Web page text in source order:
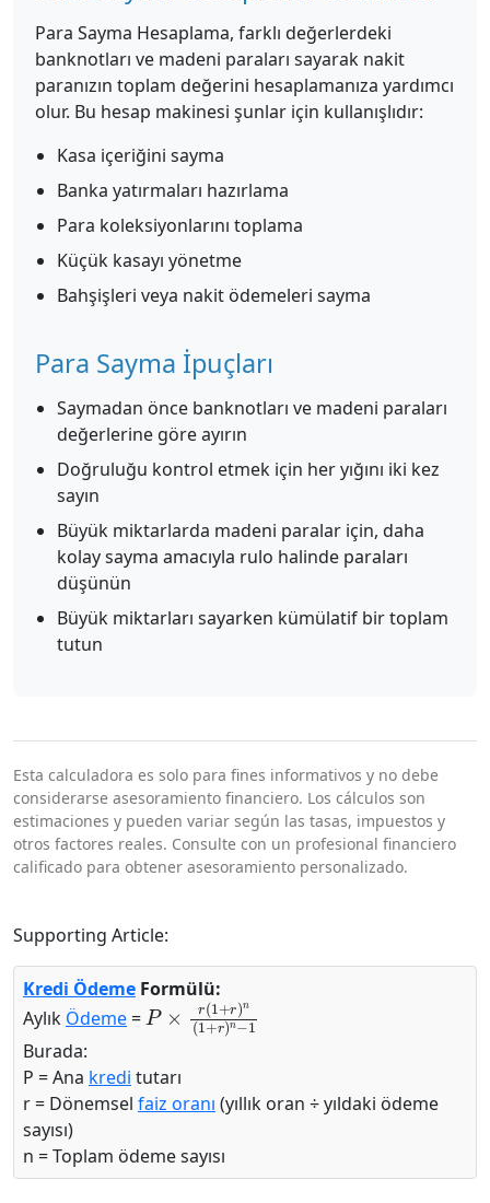
Para Sayma Hesaplama, farklı değerlerdeki
banknotları ve madeni paraları sayarak nakit
paranızın toplam değerini hesaplamanıza yardımcı
olur. Bu hesap makinesi şunlar için kullanışlıdır:
Kasa içeriğini sayma
Banka yatırmaları hazırlama
Para koleksiyonlarını toplama
Küçük kasayı yönetme
Bahşişleri veya nakit ödemeleri sayma
Para Sayma İpuçları
Saymadan önce banknotları ve madeni paraları
değerlerine göre ayırın
Doğruluğu kontrol etmek için her yığını iki kez
sayın
Büyük miktarlarda madeni paralar için, daha
kolay sayma amacıyla rulo halinde paraları
düşünün
Büyük miktarları sayarken kümülatif bir toplam
tutun
Esta calculadora es solo para fines informativos y no debe
considerarse asesoramiento financiero. Los cálculos son
estimaciones y pueden variar según las tasas, impuestos y
otros factores reales. Consulte con un profesional financiero
calificado para obtener asesoramiento personalizado.
Supporting Article:
Kredi Ödeme Formülü:
Aylık Ödeme=
P×r(1+r)n(1
Burada:
P = Ana kredi tutarı
r = Dönemsel faiz oranı (yıllık oran ÷ yıldaki ödeme
sayısı)
n = Toplam ödeme sayısı